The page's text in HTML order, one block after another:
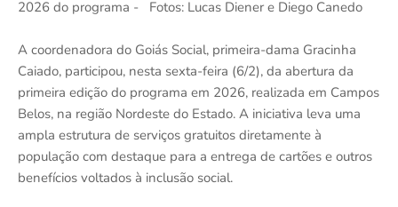
2026 do programa - Fotos: Lucas Diener e Diego Canedo
A coordenadora do Goiás Social, primeira-dama Gracinha
Caiado, participou, nesta sexta-feira (6/2), da abertura da
primeira edição do programa em 2026, realizada em Campos
Belos, na região Nordeste do Estado. A iniciativa leva uma
ampla estrutura de serviços gratuitos diretamente à
população com destaque para a entrega de cartões e outros
benefícios voltados à inclusão social.